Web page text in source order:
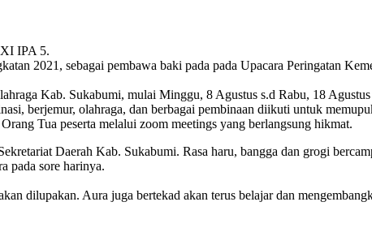
IPA 5.
2021, sebagai pembawa baki pada pada Upacara Peringatan
Kab. Sukabumi, mulai Minggu, 8 Agustus s.d Rabu, 18
berjemur, olahraga, dan berbagai pembinaan diikuti untuk
Tua peserta melalui zoom meetings yang berlangsung hikmat.
Daerah Kab. Sukabumi. Rasa haru, bangga dan grogi
pada sore harinya.
dilupakan. Aura juga bertekad akan terus belajar dan